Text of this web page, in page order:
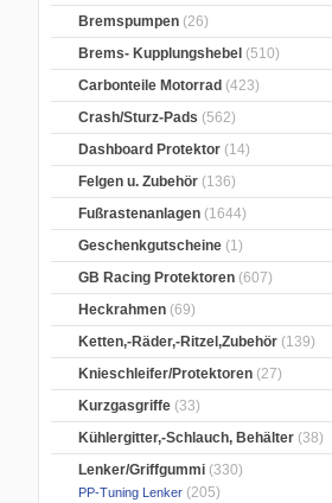
Bremspumpen (26)
Brems- Kupplungshebel (510)
Carbonteile Motorrad (423)
Crash/Sturz-Pads (562)
Dashboard Protektor (14)
Felgen u. Zubehör (136)
Fußrastenanlagen (1644)
Geschenkgutscheine (1)
GB Racing Protektoren (607)
Heckrahmen (69)
Ketten,-Räder,-Ritzel,Zubehör (139)
Knieschleifer/Protektoren (27)
Kurzgasgriffe (33)
Kühlergitter,-Schlauch, Behälter (38)
Lenker/Griffgummi (330)
PP-Tuning Lenker (205)